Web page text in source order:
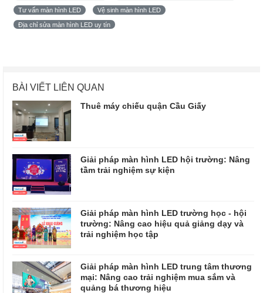
Tư vấn màn hình LED Vệ sinh màn hình LED
Địa chỉ sửa màn hình LED uy tín
BÀI VIẾT LIÊN QUAN
Thuê máy chiếu quận Cầu Giấy
Giải pháp màn hình LED hội trường: Nâng
tầm trải nghiệm sự kiện
Giải pháp màn hình LED trường học - hội
trường: Nâng cao hiệu quả giảng dạy và
trải nghiệm học tập
Giải pháp màn hình LED trung tâm thương
mại: Nâng cao trải nghiệm mua sắm và
quảng bá thương hiệu